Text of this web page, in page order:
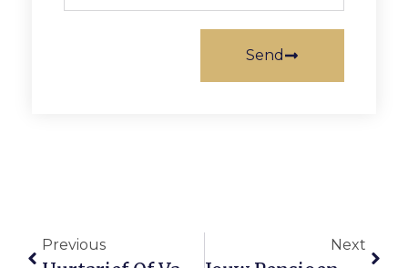
Send
Previous Next